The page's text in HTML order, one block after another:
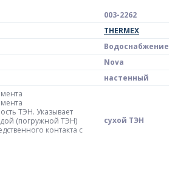
003-2262
THERMEX
Водоснабжение
Nova
настенный
ТЭН. Указывает
(погружной ТЭН)
контакта с
сухой ТЭН